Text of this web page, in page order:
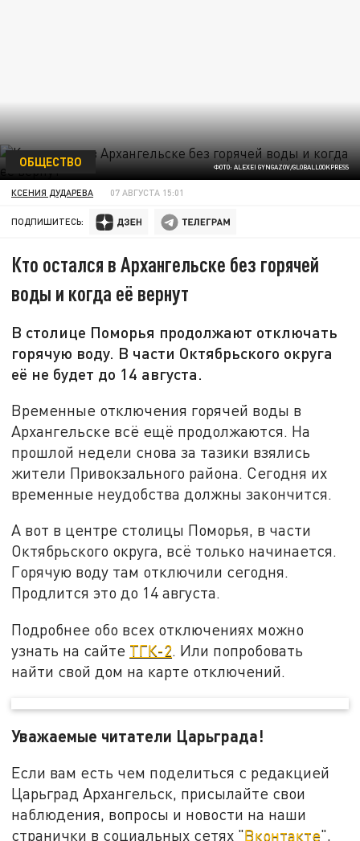
ФОТО: ALEXEI GYNGAZOV/GLOBALLOOKPRESS
ОБЩЕСТВО
КСЕНИЯ ДУДАРЕВА 07 АВГУСТА 15:01
ПОДПИШИТЕСЬ:
Кто остался в Архангельске без горячей
воды и когда её вернут
В столице Поморья продолжают отключать
горячую воду. В части Октябрьского округа
её не будет до 14 августа.
Временные отключения горячей воды в
Архангельске всё ещё продолжаются. На
прошлой недели снова за тазики взялись
жители Привокзального района. Сегодня их
временные неудобства должны закончится.
А вот в центре столицы Поморья, в части
Октябрьского округа, всё только начинается.
Горячую воду там отключили сегодня.
Продлится это до 14 августа.
Подробнее обо всех отключениях можно
узнать на сайте ТГК-2. Или попробовать
найти свой дом на карте отключений.
Уважаемые читатели Царьграда!
Если вам есть чем поделиться с редакцией
Царьград Архангельск, присылайте свои
наблюдения, вопросы и новости на наши
странички в социальных сетях "Вконтакте",